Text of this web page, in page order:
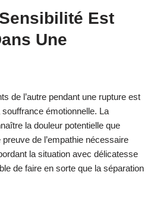
Est
Une
de l’autre pendant une rupture est
émotionnelle. La
la douleur potentielle que
preuve de l’empathie nécessaire
la situation avec délicatesse
de faire en sorte que la séparation